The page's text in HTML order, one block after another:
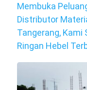
Membuka
Distributor
Tangerang, Kami
Ringan Hebel